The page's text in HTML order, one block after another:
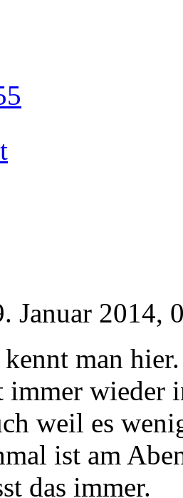
Januar 2014,
man
immer wieder
weil es
ist am
das immer.